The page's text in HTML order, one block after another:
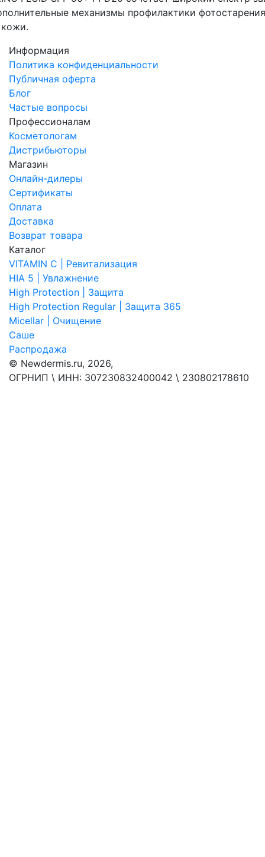
механизмы профилактики
Каталог
VITAMIN C | Ревитализация
HIA 5 | Увлажнение
High Protection | Защита
High Protection Regular | Защита 365
Micellar | Очищение
Саше
Распродажа
Магазин
Онлайн-дилеры
Сертификаты
Оплата
Доставка
Возврат товара
Профессионалам
Косметологам
Дистрибьюторы
Информация
Политика конфиденциальности
Публичная оферта
Блог
Частые вопросы
© Newdermis.ru, 2026,
ОГРНИП \ ИНН: 307230832400042 \ 230802178610